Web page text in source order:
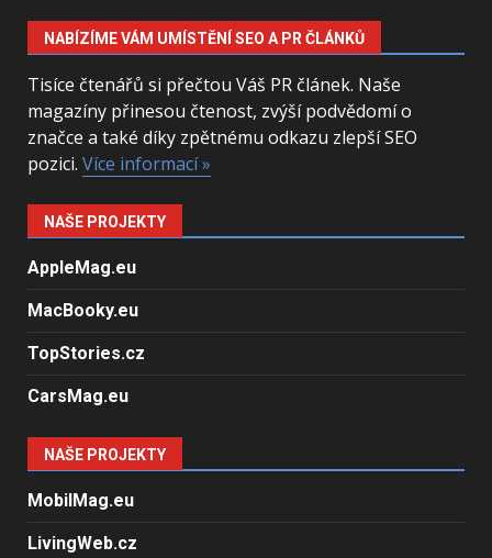
NABÍZÍME VÁM UMÍSTĚNÍ SEO A PR ČLÁNKŮ
Tisíce čtenářů si přečtou Váš PR článek. Naše
magazíny přinesou čtenost, zvýší podvědomí o
značce a také díky zpětnému odkazu zlepší SEO
pozici. Více informací »
NAŠE PROJEKTY
AppleMag.eu
MacBooky.eu
TopStories.cz
CarsMag.eu
NAŠE PROJEKTY
MobilMag.eu
LivingWeb.cz